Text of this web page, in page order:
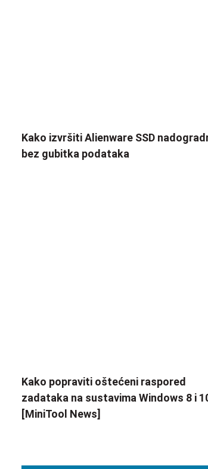
Kako izvršiti Alienware SSD
bez gubitka podataka
Kako popraviti oštećeni raspored
zadataka na sustavima Windows 8 i
[MiniTool News]